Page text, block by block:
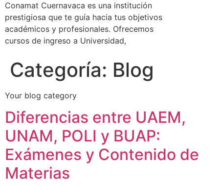
Conamat Cuernavaca es una institución
prestigiosa que te guía hacia tus objetivos
académicos y profesionales. Ofrecemos
cursos de ingreso a Universidad,
Categoría: Blog
Your blog category
Diferencias entre UAEM,
UNAM, POLI y BUAP:
Exámenes y Contenido de
Materias